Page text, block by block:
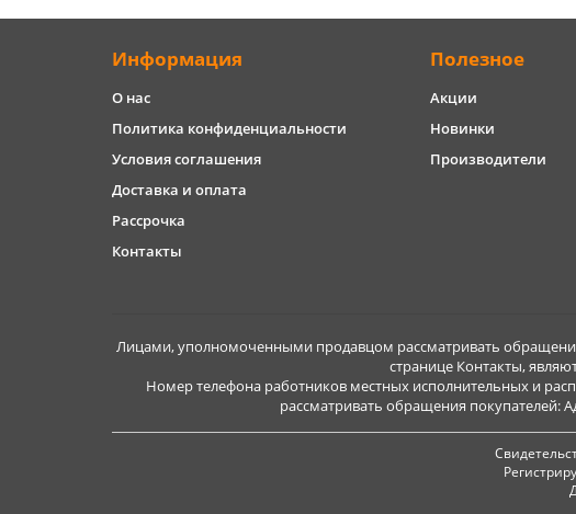
Информация
О нас
Политика конфиденциальности
Условия соглашения
Доставка и оплата
Рассрочка
Контакты
Полезное
Акции
Новинки
Производители
Лицами, уполномоченными продавцом рассматривать
странице Контакты,
Номер телефона работников местных исполнительных и
рассматривать обращения покупателей: